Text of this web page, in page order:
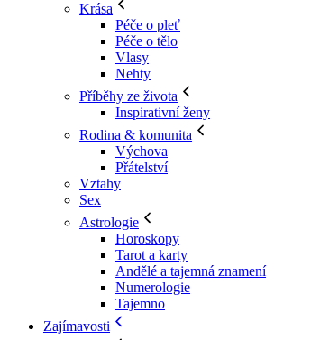
Krása
Péče o pleť
Péče o tělo
Vlasy
Nehty
Příběhy ze života
Inspirativní ženy
Rodina & komunita
Výchova
Přátelství
Vztahy
Sex
Astrologie
Horoskopy
Tarot a karty
Andělé a tajemná znamení
Numerologie
Tajemno
Zajímavosti